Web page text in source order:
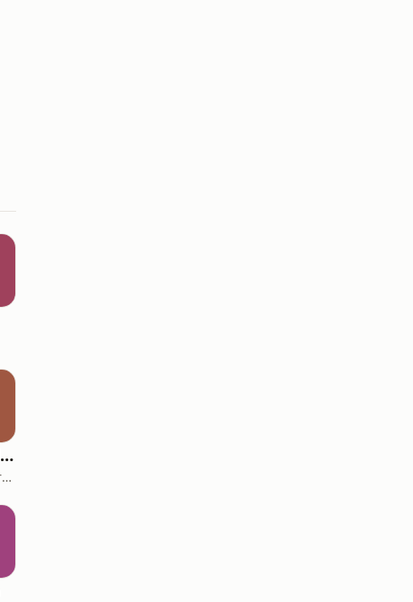
RNE Radio Nacional - Canarias
Las Palmas de Gran Canaria · 92.8 FM